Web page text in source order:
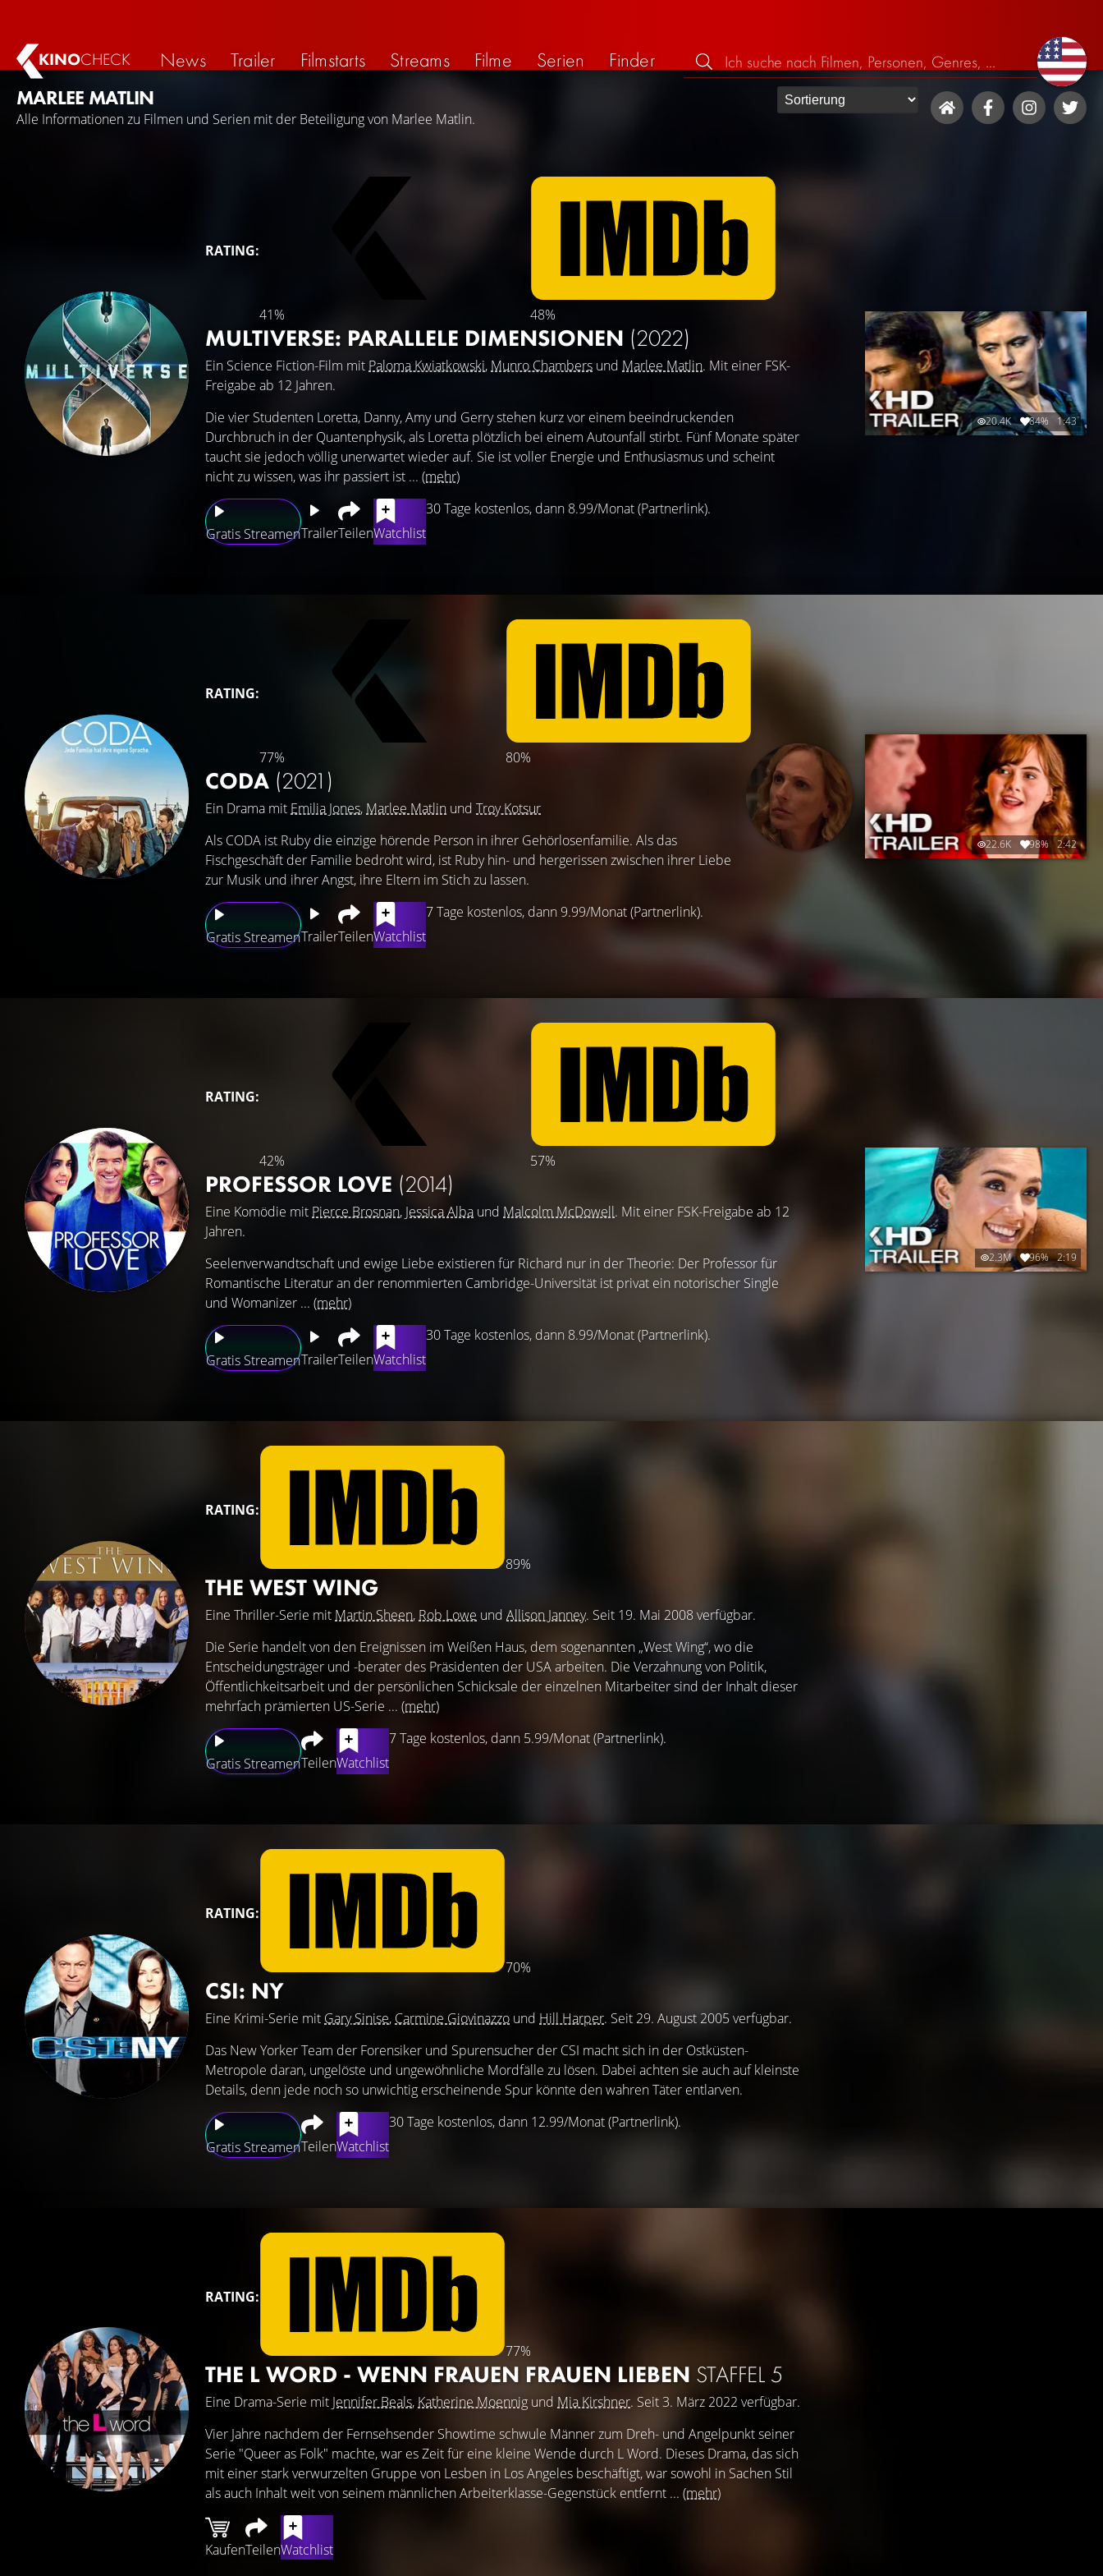
KINOCHECK News Trailer Filmstarts Streams Filme Serien
Finder
MARLEE MATLIN
Alle Informationen zu Filmen und Serien mit der Beteiligung von Marlee Matlin.
RATING:
41% 48%
MULTIVERSE: PARALLELE DIMENSIONEN (2022)
Ein Science Fiction-Film mit Paloma Kwiatkowski, Munro Chambers und Marlee Matlin. Mit einer FSK-
Freigabe ab 12 Jahren.
Gratis StreamenTrailerTeilenWatchlist
30 Tage kostenlos, dann 8.99/Monat (Partnerlink).
Die vier Studenten Loretta, Danny, Amy und Gerry stehen kurz vor einem beeindruckenden
Durchbruch in der Quantenphysik, als Loretta plötzlich bei einem Autounfall stirbt. Fünf Monate später
taucht sie jedoch völlig unerwartet wieder auf. Sie ist voller Energie und Enthusiasmus und scheint
nicht zu wissen, was ihr passiert ist ... (mehr)
20.4K 84% 1:43
RATING:
77% 80%
CODA (2021)
Ein Drama mit Emilia Jones, Marlee Matlin und Troy Kotsur
Gratis StreamenTrailerTeilenWatchlist
7 Tage kostenlos, dann 9.99/Monat (Partnerlink).
Als CODA ist Ruby die einzige hörende Person in ihrer Gehörlosenfamilie. Als das
Fischgeschäft der Familie bedroht wird, ist Ruby hin- und hergerissen zwischen ihrer Liebe
zur Musik und ihrer Angst, ihre Eltern im Stich zu lassen.
22.6K 98% 2:42
RATING:
42% 57%
PROFESSOR LOVE (2014)
Eine Komödie mit Pierce Brosnan, Jessica Alba und Malcolm McDowell. Mit einer FSK-Freigabe ab 12
Jahren.
Gratis StreamenTrailerTeilenWatchlist
30 Tage kostenlos, dann 8.99/Monat (Partnerlink).
Seelenverwandtschaft und ewige Liebe existieren für Richard nur in der Theorie: Der Professor für
Romantische Literatur an der renommierten Cambridge-Universität ist privat ein notorischer Single
und Womanizer ... (mehr)
2.3M 96% 2:19
RATING:
89%
THE WEST WING
Eine Thriller-Serie mit Martin Sheen, Rob Lowe und Allison Janney. Seit 19. Mai 2008 verfügbar.
Gratis StreamenTeilenWatchlist
7 Tage kostenlos, dann 5.99/Monat (Partnerlink).
Die Serie handelt von den Ereignissen im Weißen Haus, dem sogenannten „West Wing“, wo die
Entscheidungsträger und -berater des Präsidenten der USA arbeiten. Die Verzahnung von Politik,
Öffentlichkeitsarbeit und der persönlichen Schicksale der einzelnen Mitarbeiter sind der Inhalt dieser
mehrfach prämierten US-Serie ... (mehr)
RATING:
70%
CSI: NY
Eine Krimi-Serie mit Gary Sinise, Carmine Giovinazzo und Hill Harper. Seit 29. August 2005 verfügbar.
Gratis StreamenTeilenWatchlist
30 Tage kostenlos, dann 12.99/Monat (Partnerlink).
Das New Yorker Team der Forensiker und Spurensucher der CSI macht sich in der Ostküsten-
Metropole daran, ungelöste und ungewöhnliche Mordfälle zu lösen. Dabei achten sie auch auf kleinste
Details, denn jede noch so unwichtig erscheinende Spur könnte den wahren Täter entlarven.
RATING:
77%
THE L WORD - WENN FRAUEN FRAUEN LIEBEN STAFFEL 5
Eine Drama-Serie mit Jennifer Beals, Katherine Moennig und Mia Kirshner. Seit 3. März 2022 verfügbar.
KaufenTeilenWatchlist
Vier Jahre nachdem der Fernsehsender Showtime schwule Männer zum Dreh- und Angelpunkt seiner
Serie "Queer as Folk" machte, war es Zeit für eine kleine Wende durch L Word. Dieses Drama, das sich
mit einer stark verwurzelten Gruppe von Lesben in Los Angeles beschäftigt, war sowohl in Sachen Stil
als auch Inhalt weit von seinem männlichen Arbeiterklasse-Gegenstück entfernt ... (mehr)